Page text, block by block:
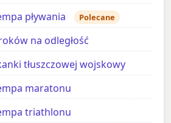
pływania Polecane
na odległość
tłuszczowej wojskowy
maratonu
triathlonu